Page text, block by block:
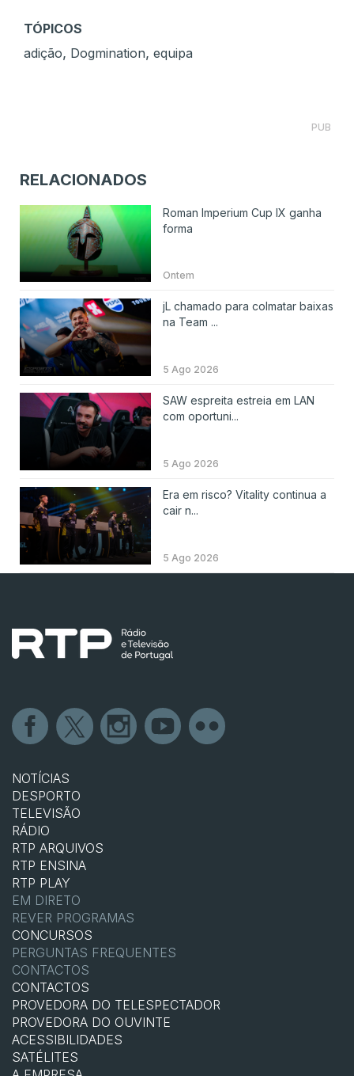
TÓPICOS
adição, Dogmination, equipa
PUB
RELACIONADOS
Roman Imperium Cup IX ganha
forma
Ontem
jL chamado para colmatar baixas
na Team ...
5 Ago 2026
SAW espreita estreia em LAN
com oportuni...
5 Ago 2026
Era em risco? Vitality continua a
cair n...
5 Ago 2026
NOTÍCIAS
DESPORTO
TELEVISÃO
RÁDIO
RTP ARQUIVOS
RTP ENSINA
RTP PLAY
EM DIRETO
REVER PROGRAMAS
CONCURSOS
PERGUNTAS FREQUENTES
CONTACTOS
CONTACTOS
PROVEDORA DO TELESPECTADOR
PROVEDORA DO OUVINTE
ACESSIBILIDADES
SATÉLITES